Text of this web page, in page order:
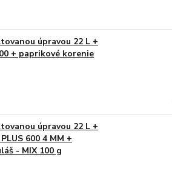
úpravou 22 L +
+ paprikové korenie
úpravou 22 L +
600 4 MM +
- MIX 100 g